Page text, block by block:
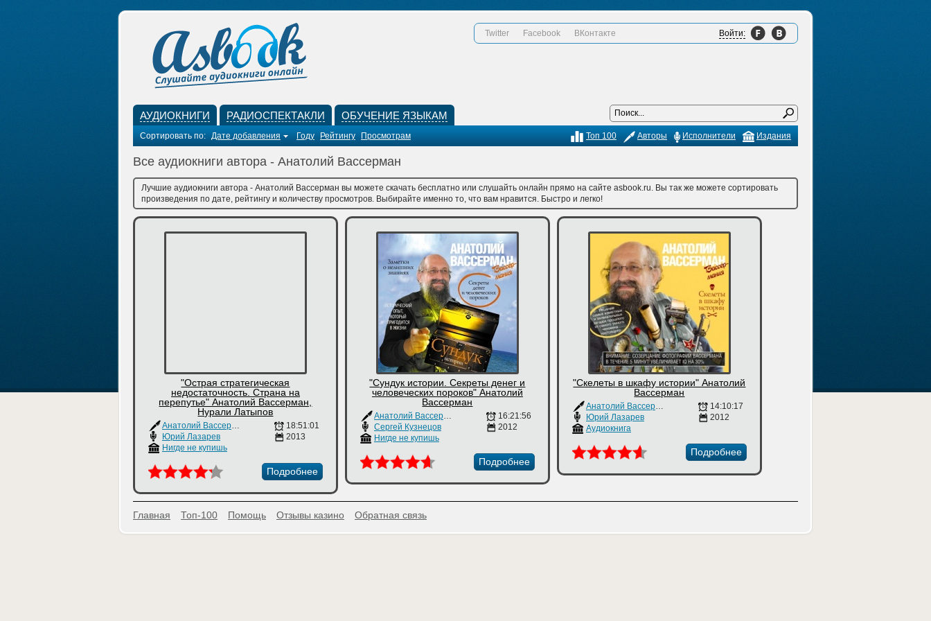
Twitter Facebook ВКонтакте Войти:
АУДИОКНИГИ РАДИОСПЕКТАКЛИ ОБУЧЕНИЕ ЯЗЫКАМ
Сортировать по: Дате добавления Году Рейтингу Просмотрам Издания
Исполнители
Авторы
Топ 100
Все аудиокниги автора - Анатолий Вассерман
Лучшие аудиокниги автора - Анатолий Вассерман вы можете скачать бесплатно или слушайть онлайн прямо на сайте asbook.ru. Вы так же можете сортировать
произведения по дате, рейтингу и количеству просмотров. Выбирайте именно то, что вам нравится. Быстро и легко!
"Острая стратегическая
недостаточность. Страна на
перепутье" Анатолий Вассерман,
Нурали Латыпов
Анатолий Вассерман
Нурали Латыпов
Юрий Лазарев
Нигде не купишь
18:51:01
2013
Подробнее
"Сундук истории. Секреты денег и
человеческих пороков" Анатолий
Вассерман
Анатолий Вассерман
Сергей Кузнецов
Нигде не купишь
16:21:56
2012
Подробнее
"Скелеты в шкафу истории" Анатолий
Вассерман
Анатолий Вассерман
Юрий Лазарев
Аудиокнига
14:10:17
2012
Подробнее
Главная Топ-100 Помощь Отзывы казино Обратная связь